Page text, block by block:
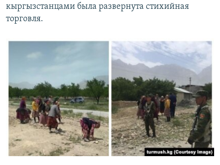
кыргызстанцами была развернута стихийная
торговля.